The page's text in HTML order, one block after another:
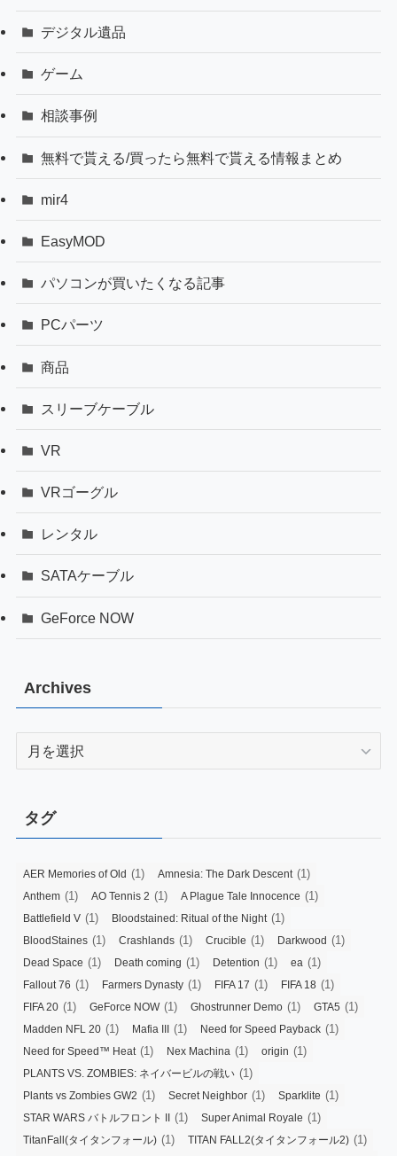
デジタル遺品
ゲーム
相談事例
無料で貰える/買ったら無料で貰える情報まとめ
mir4
EasyMOD
パソコンが買いたくなる記事
PCパーツ
商品
スリーブケーブル
VR
VRゴーグル
レンタル
SATAケーブル
GeForce NOW
Archives
Archives
タグ
AER Memories of Old (1) Amnesia: The Dark Descent (1)
Anthem (1) AO Tennis 2 (1) A Plague Tale Innocence (1)
Battlefield V (1) Bloodstained: Ritual of the Night (1)
BloodStaines (1) Crashlands (1) Crucible (1) Darkwood (1)
Dead Space (1) Death coming (1) Detention (1) ea (1)
Fallout 76 (1) Farmers Dynasty (1) FIFA 17 (1) FIFA 18 (1)
FIFA 20 (1) GeForce NOW(1) Ghostrunner Demo (1) GTA5 (1)
Madden NFL 20 (1) Mafia III (1) Need for Speed Payback (1)
Need for Speed™ Heat (1) Nex Machina (1) origin (1)
PLANTS VS. ZOMBIES: ネイバービルの戦い (1)
Plants vs Zombies GW2 (1) Secret Neighbor (1) Sparklite (1)
STAR WARS バトルフロント II (1) Super Animal Royale (1)
TitanFall(タイタンフォール) (1) TITAN FALL2(タイタンフォール2) (1)